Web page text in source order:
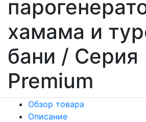
хамама и
бани / Серия
Premium
Обзор товара
Описание